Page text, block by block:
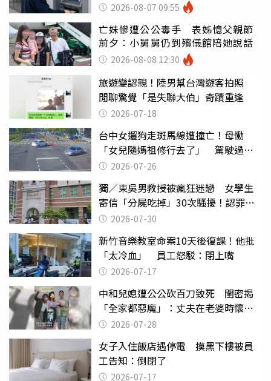
罪 2026-08-07 09:55
亡妹慘遭公公毒手 表姊憶父親節
前夕：小舅舅仍到殯儀館陪她說話
2026-08-08 12:30
旅遊變認親！陸男幫台灣遊客拍照
閒聊驚覺「是失聯大伯」奇蹟重逢
2026-07-18
台中女遛狗走斑馬線遭撞亡！母慟
「女兒隨媽祖修行去了」 駕駛過失
致死判9月
2026-07-26
獨／東吳男教授被瘋狂迷戀 女學生
寄信「分屍吃掉」30次騷擾！認罪免
關 2026-07-30
新竹音樂教室命案10天後復課！他批
「太冷血」 員工怒駁：閉上嘴
2026-07-17
中和兒媳遭公公砍百刀致死 閨密揭
「全家都惡魔」：丈夫在老婆時懷孕
摔東西
2026-07-28
女子入住飯店遇停電 摸黑下樓被員
工告知：倒閉了
2026-07-17